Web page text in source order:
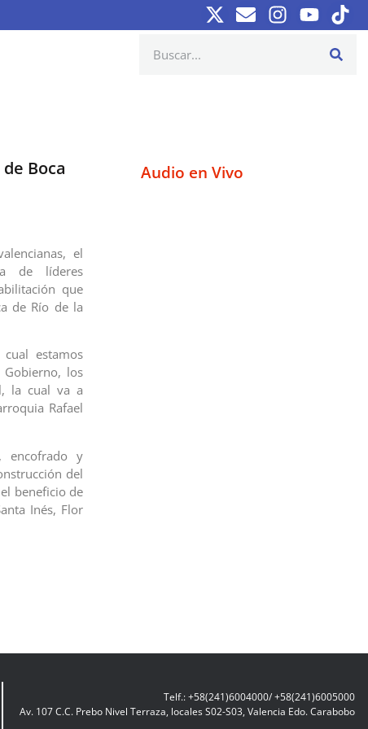
Boca
el
de líderes
que
de Río de la
estamos
los
la cual va a
Rafael
encofrado y
del
beneficio de
Inés, Flor
Audio en Vivo
Telf.: +58(241)6004000/ +58(241)6005000
Av. 107 C.C. Prebo Nivel Terraza, locales S02-S03, Valencia Edo. Carabobo